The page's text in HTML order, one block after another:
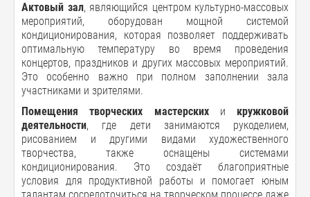
Актовый зал, являющийся центром культурно-массовых
мероприятий, оборудован мощной системой
кондиционирования, которая позволяет поддерживать
оптимальную температуру во время проведения
концертов, праздников и других массовых мероприятий.
Это особенно важно при полном заполнении зала
участниками и зрителями.
Помещения творческих мастерскихи кружковой
деятельности, где дети занимаются рукоделием,
рисованием и другими видами художественного
творчества, также оснащены системами
кондиционирования. Это создаёт благоприятные
условия для продуктивной работы и помогает юным